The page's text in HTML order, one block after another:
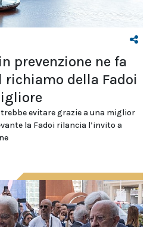
prevenzione ne fa
della Fadoi
evitare grazie a una miglior
la Fadoi rilancia l’invito a